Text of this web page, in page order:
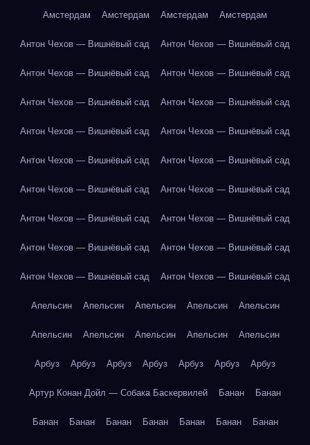
Амстердам Амстердам Амстердам Амстердам
Антон Чехов — Вишнёвый сад Антон Чехов — Вишнёвый сад
Антон Чехов — Вишнёвый сад Антон Чехов — Вишнёвый сад
Антон Чехов — Вишнёвый сад Антон Чехов — Вишнёвый сад
Антон Чехов — Вишнёвый сад Антон Чехов — Вишнёвый сад
Антон Чехов — Вишнёвый сад Антон Чехов — Вишнёвый сад
Антон Чехов — Вишнёвый сад Антон Чехов — Вишнёвый сад
Антон Чехов — Вишнёвый сад Антон Чехов — Вишнёвый сад
Антон Чехов — Вишнёвый сад Антон Чехов — Вишнёвый сад
Антон Чехов — Вишнёвый сад Антон Чехов — Вишнёвый сад
Апельсин Апельсин Апельсин Апельсин Апельсин
Апельсин Апельсин Апельсин Апельсин Апельсин
Арбуз Арбуз Арбуз Арбуз Арбуз Арбуз Арбуз
Артур Конан Дойл — Собака Баскервилей Банан Банан
Банан Банан Банан Банан Банан Банан Банан